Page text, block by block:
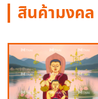
สินค้ามงคล